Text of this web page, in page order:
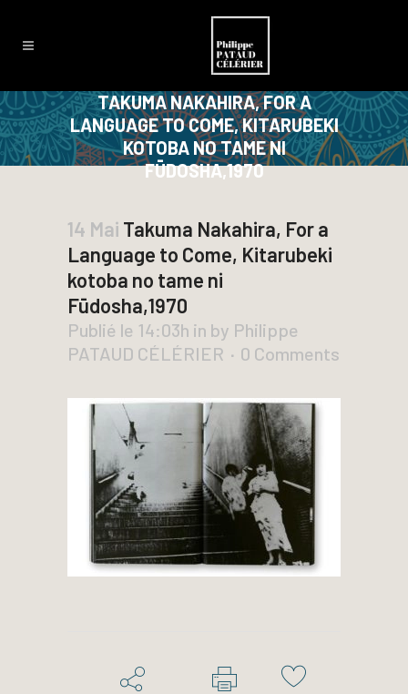
TAKUMA NAKAHIRA, FOR A
LANGUAGE TO COME, KITARUBEKI
KOTOBA NO TAME NI
FŪDOSHA,1970
14 Mai Takuma Nakahira, For a
Language to Come, Kitarubeki
kotoba no tame ni
Fūdosha,1970
Publié le 14:03h in by Philippe
PATAUD CÉLÉRIER
0 Comments